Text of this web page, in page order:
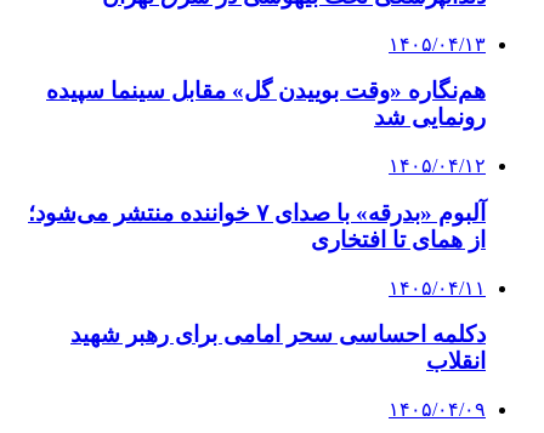
۱۴۰۵/۰۴/۱۳
هم‌نگاره «وقت بوییدن گل» مقابل سینما سپیده
رونمایی شد
۱۴۰۵/۰۴/۱۲
آلبوم «بدرقه» با صدای ۷ خواننده منتشر می‌شود؛
از همای تا افتخاری
۱۴۰۵/۰۴/۱۱
دکلمه‌ احساسی سحر امامی برای رهبر شهید
انقلاب
۱۴۰۵/۰۴/۰۹